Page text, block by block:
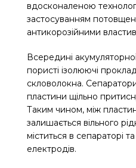
вдосконаленою
застосуванням
антикорозійними
Всередині
пористі ізолюючі
скловолокна.
пластини щільно
Таким чином, між
залишається вільного
міститься в сепараторі
електродів.